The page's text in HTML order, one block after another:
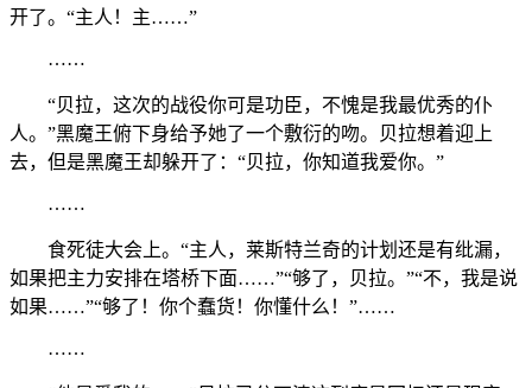
开了。“主人！主……”
……
“贝拉，这次的战役你可是功臣，不愧是我最优秀的仆
人。”黑魔王俯下身给予她了一个敷衍的吻。贝拉想着迎上
去，但是黑魔王却躲开了：“贝拉，你知道我爱你。”
……
食死徒大会上。“主人，莱斯特兰奇的计划还是有纰漏，
如果把主力安排在塔桥下面……”“够了，贝拉。”“不，我是说
如果……”“够了！你个蠢货！你懂什么！”……
……